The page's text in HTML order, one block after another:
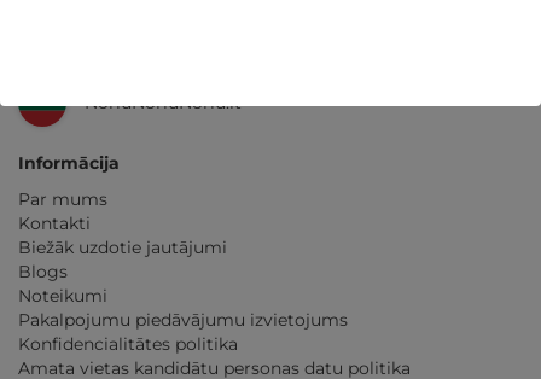
NoriuNoriuNoriu.lt
Informācija
Par mums
Kontakti
Biežāk uzdotie jautājumi
Blogs
Noteikumi
Pakalpojumu piedāvājumu izvietojums
Konfidencialitātes politika
Amata vietas kandidātu personas datu politika